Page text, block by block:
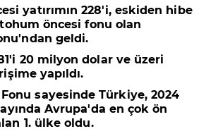
yatırımın 228'i, eskiden hibe
öncesi fonu olan
'ndan geldi.
'i 20 milyon dolar ve üzeri
yapıldı.
Fonu sayesinde Türkiye, 2024
Avrupa'da en çokön
1. ülke oldu.